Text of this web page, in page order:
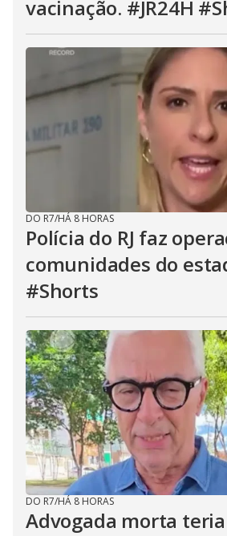
vacinação. #JR24H
DO R7/HÁ 8 HORAS
Polícia do RJ faz
comunidades do
#Shorts
DO R7/HÁ 8 HORAS
Advogada morta